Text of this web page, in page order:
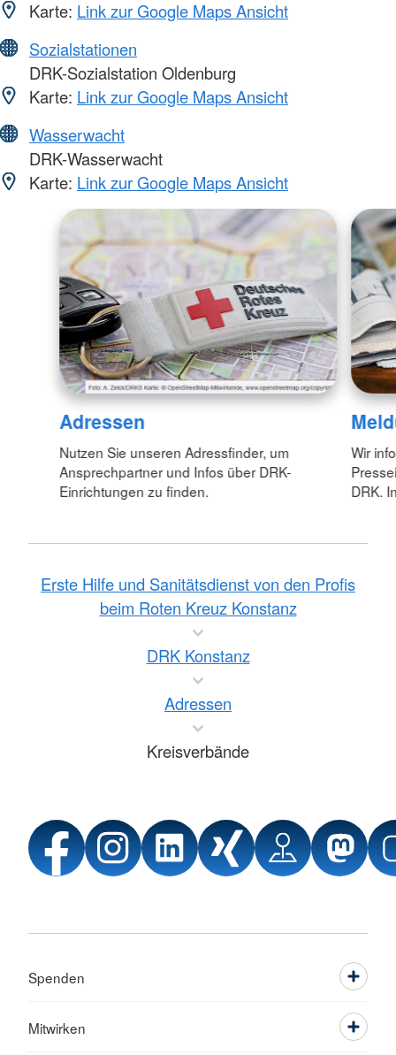
Karte: Link zur Google Maps Ansicht
Sozialstationen
DRK-Sozialstation Oldenburg
Karte: Link zur Google Maps Ansicht
Wasserwacht
DRK-Wasserwacht
Karte: Link zur Google Maps Ansicht
Adressen
Nutzen Sie unseren Adressfinder, um
Ansprechpartner und Infos über DRK-
Einrichtungen zu finden.
Wir
DRK.
Erste Hilfe und Sanitätsdienst von den Profis
beim Roten Kreuz Konstanz
DRK Konstanz
Adressen
Kreisverbände
Spenden
Mitwirken